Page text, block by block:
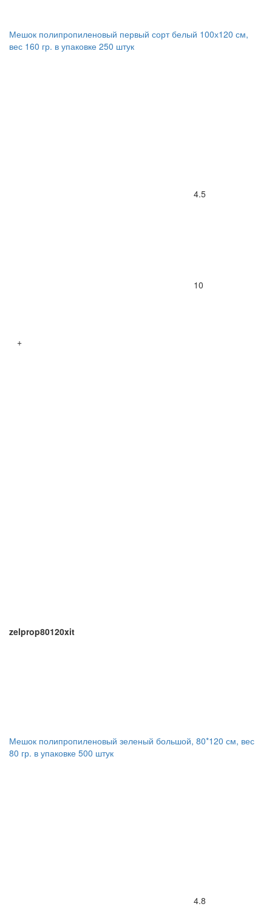
Мешок полипропиленовый первый сорт белый 100х120 см,
вес 160 гр. в упаковке 250 штук
4.5
10
+
zelprop80120xit
Мешок полипропиленовый зеленый большой, 80*120 см, вес
80 гр. в упаковке 500 штук
4.8